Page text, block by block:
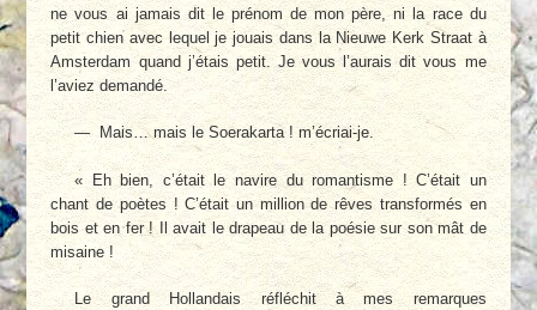
ne vous ai jamais dit le prénom de mon père, ni la race du
petit chien avec lequel je jouais dans la Nieuwe Kerk Straat à
Amsterdam quand j’étais petit. Je vous l’aurais dit vous me
l’aviez demandé.
— Mais… mais le Soerakarta ! m’écriai-je.
« Eh bien, c’était le navire du romantisme ! C’était un
chant de poètes ! C’était un million de rêves transformés en
bois et en fer ! Il avait le drapeau de la poésie sur son mât de
misaine !
Le grand Hollandais réfléchit à mes remarques